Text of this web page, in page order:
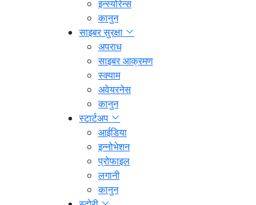
इन्स्योरेन्स
कानुन
साइबर सुरक्षा
अपराध
साइबर आक्रमण
स्क्याम
अवेयरनेस
कानुन
स्टार्टअप
आईडिया
इन्नोभेशन
प्रोफाइल
लगानी
कानुन